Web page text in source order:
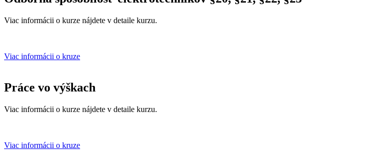
Viac informácii o kurze nájdete v detaile kurzu.
Viac informácii o kruze
Práce vo výškach
Viac informácii o kurze nájdete v detaile kurzu.
Viac informácii o kruze